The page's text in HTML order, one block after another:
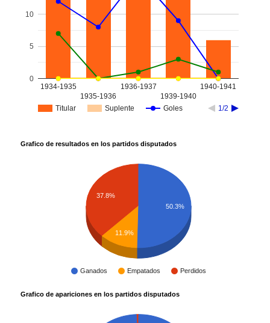
Titular Suplente Goles 1/2
1934-1935
1935-1936
1936-1937
1939-1940
1940-1941
0
5
10
Grafico de resultados en los partidos disputados
Ganados Empatados Perdidos
37.8%
11.9%
50.3%
Grafico de apariciones en los partidos disputados